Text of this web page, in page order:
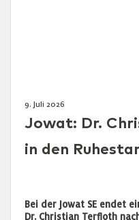
9. Juli 2026
Jowat: Dr.
in den
Bei der Jowat SE endet
Dr. Christian Terfloth